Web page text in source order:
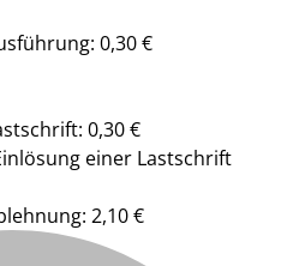
0,30 €
0,30 €
einer Lastschrift
2,10 €